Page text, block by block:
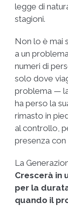
legge di
stagioni.
Non lo è mai
a un
numeri di
solo dove
problema —
ha perso la
rimasto in
al controllo,
presenza con
La
Crescerà in
per la
quando il